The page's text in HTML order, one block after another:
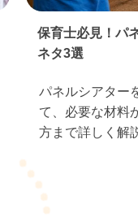
保育実習のお礼
える例文…
保育実習が終わ
方へお礼状を書
でなく、実習生